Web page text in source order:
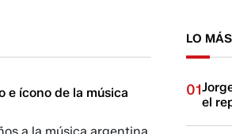
e ícono de la música
LO
01
el